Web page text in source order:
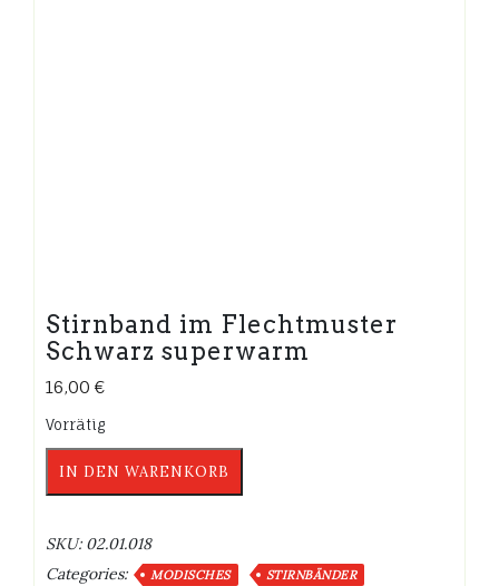
Stirnband im Flechtmuster
Schwarz superwarm
16,00 €
Vorrätig
im
superwarm
Menge
IN DEN WARENKORB
SKU: 02.01.018
Categories:
MODISCHES STIRNBÄNDER